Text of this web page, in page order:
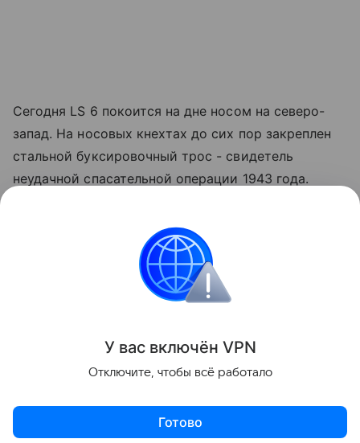
Сегодня LS 6 покоится на дне носом на северо-
запад. На носовых кнехтах до сих пор закреплен
стальной буксировочный трос - свидетель
неудачной спасательной операции 1943 года.
дизельных моторов, а прочный сплав защитил
судно от разрушения, подарив историкам шанс
вживую изучить редчайший образец
экспериментальной военной техники.
Поделиться
У вас включён VPN
Отключите, чтобы всё работало
Готово